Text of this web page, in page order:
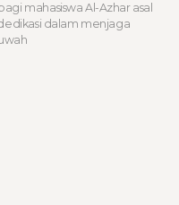
mahasiswa Al-Azhar asal
dalam menjaga